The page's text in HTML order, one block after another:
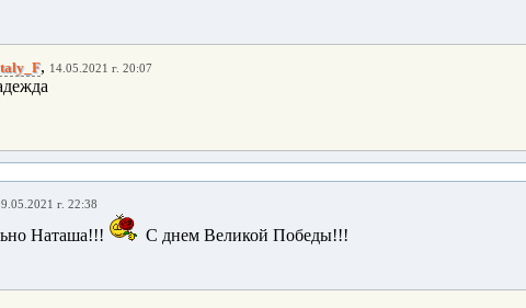
, 14.05.2021 г. 20:07
г. 22:38
Наташа!!! С днем Великой Победы!!!